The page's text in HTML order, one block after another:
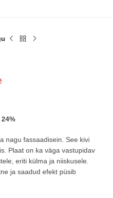
nagu fassaadisein. See kivi
Plaat on ka väga vastupidav
eriti külma ja niiskusele.
ja saadud efekt püsib